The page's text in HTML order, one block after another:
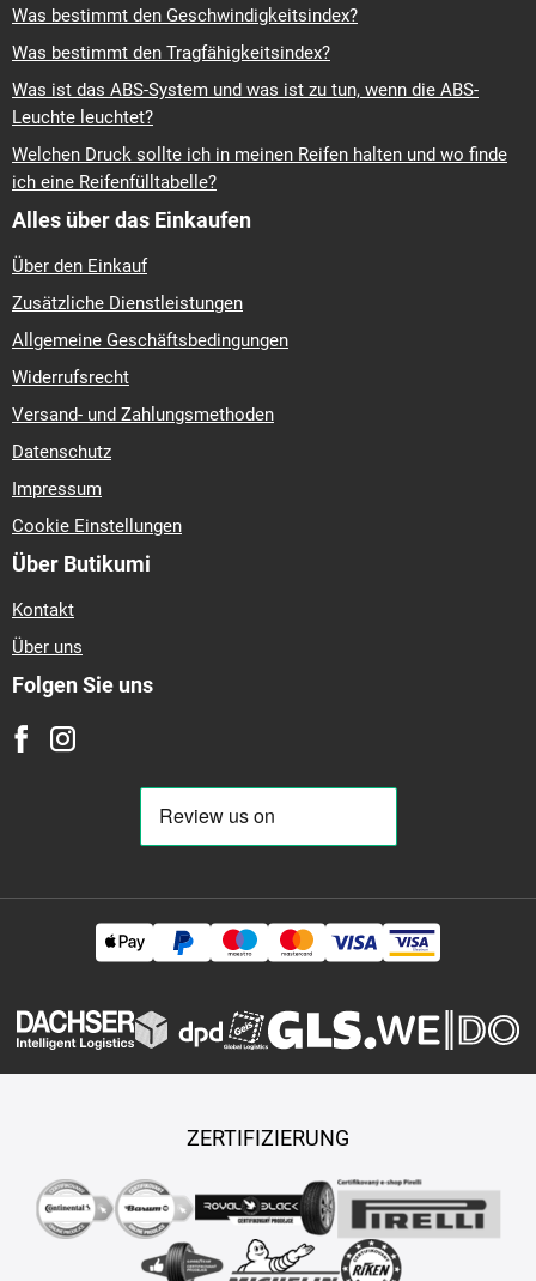
Was bestimmt den Geschwindigkeitsindex?
Was bestimmt den Tragfähigkeitsindex?
Was ist das ABS-System und was ist zu tun, wenn die ABS-
Leuchte leuchtet?
Welchen Druck sollte ich in meinen Reifen halten und wo finde
ich eine Reifenfülltabelle?
Alles über das Einkaufen
Über den Einkauf
Zusätzliche Dienstleistungen
Allgemeine Geschäftsbedingungen
Widerrufsrecht
Versand- und Zahlungsmethoden
Datenschutz
Impressum
Cookie Einstellungen
Über Butikumi
Kontakt
Über uns
Folgen Sie uns
ZERTIFIZIERUNG